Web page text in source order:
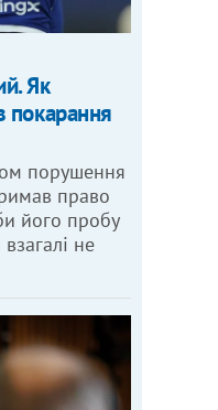
Як
покарання
порушення
право
його пробу
не